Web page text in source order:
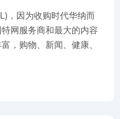
，因为收购时代华纳而
网服务商和最大的内容
，购物、新闻、健康、